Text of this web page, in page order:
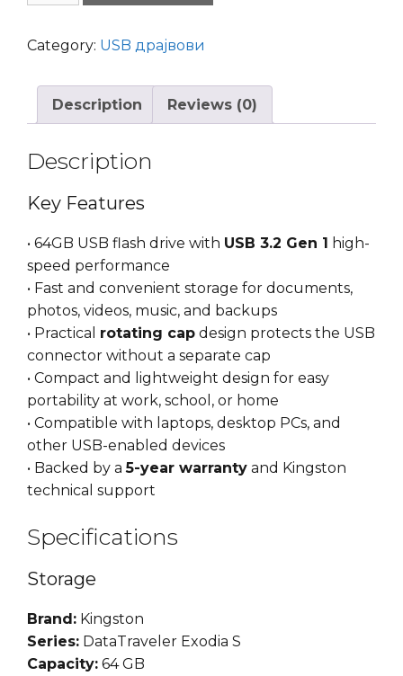
Kingston
Exodia
3.2
Category: USB драјвови
Description Reviews (0)
Description
Key Features
• 64GB USB flash drive with USB 3.2 Gen 1 high-
speed performance
• Fast and convenient storage for documents,
photos, videos, music, and backups
• Practical rotating cap design protects the USB
connector without a separate cap
• Compact and lightweight design for easy
portability at work, school, or home
• Compatible with laptops, desktop PCs, and
other USB-enabled devices
• Backed by a5-year warranty and Kingston
technical support
Specifications
Storage
Brand: Kingston
Series: DataTraveler Exodia S
Capacity: 64 GB